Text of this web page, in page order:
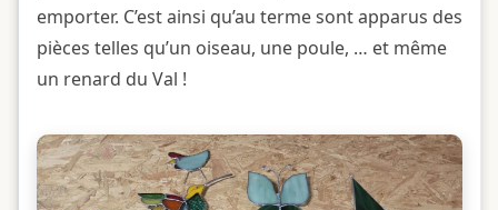
emporter. C’est ainsi qu’au terme sont apparus des
pièces telles qu’un oiseau, une poule, … et même
un renard du Val !